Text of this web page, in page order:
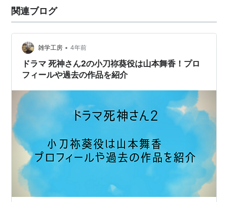
関連ブログ
雑学工房 • 4年前
ドラマ 死神さん2の小刀祢葵役は山本舞香！プロ
フィールや過去の作品を紹介